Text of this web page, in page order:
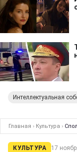
Интеллектуальная
Главная › Культура ›
КУЛЬТУРА 17